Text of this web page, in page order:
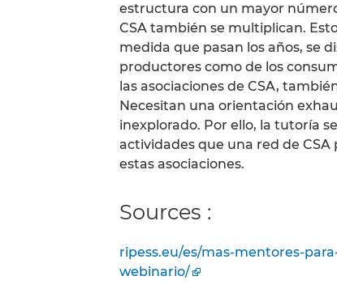
estructura con un mayor
CSA también se multiplican.
medida que pasan los años, se
productores como de los
las asociaciones de CSA,
Necesitan una orientación
inexplorado. Por ello, la tutoría
actividades que una red de
estas asociaciones.
Sources :
ripess.eu/es/mas-mentores-
webinario/